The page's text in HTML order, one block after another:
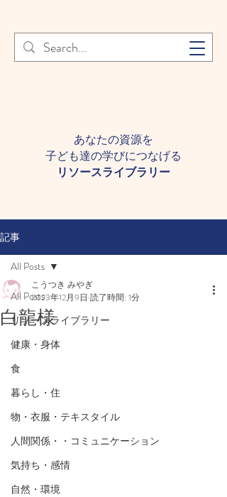
登録者様へ 個人情報の取り扱
いについて Learn More
あなたの資源を
子ども達の学びにつなげる​
​リソースライブラリー
記事
All Posts
リソースライブラリー
健康・身体
食
暮らし・住
物・衣服・テキスタイル
人間関係・・コミュニケーション
気持ち・感情
自然・環境
All Posts
白龍様
こうつき みやぎ
2023年12月9日 読了時間: 1分